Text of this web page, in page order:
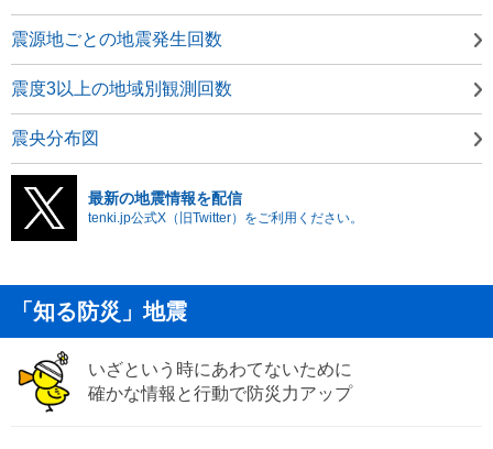
震源地ごとの地震発生回数
震度3以上の地域別観測回数
震央分布図
最新の地震情報を配信
tenki.jp公式X（旧Twitter）をご利用ください。
「知る防災」地震
いざという時にあわてないために
確かな情報と行動で防災力アップ